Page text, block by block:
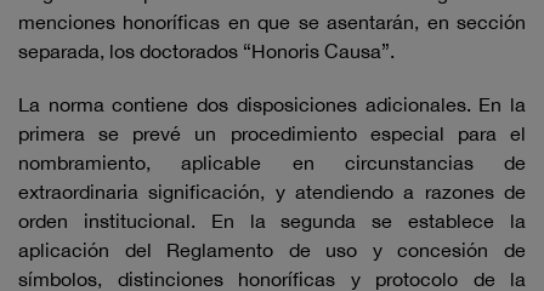
menciones honoríficas en que se asentarán, en sección
separada, los doctorados “Honoris Causa”.
La norma contiene dos disposiciones adicionales. En la
primera se prevé un procedimiento especial para el
nombramiento, aplicable en circunstancias de
extraordinaria significación, y atendiendo a razones de
orden institucional. En la segunda se establece la
aplicación del Reglamento de uso y concesión de
símbolos, distinciones honoríficas y protocolo de la